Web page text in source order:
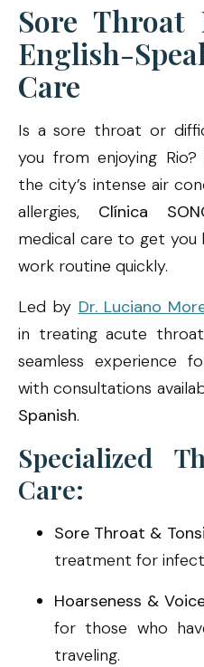
Sore Throat
English-
Care
Is a sore throat or
you from enjoying
the city’s intense air
allergies, Clínica
medical care to get
work routine quickly.
Led by Dr. Luciano
in treating acute
seamless experience
with consultations
Spanish.
Specialized
Care:
Sore Throat &
treatment for
Hoarseness &
for those who
traveling.